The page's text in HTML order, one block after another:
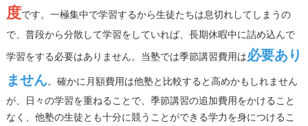
度です。一極集中で学習するから生徒たちは息切れしてしまうの
で、普段から分散して学習をしていれば、長期休暇中に詰め込んで
学習をする必要はありません。当塾では季節講習費用は必要あり
ません。確かに月額費用は他塾と比較すると高めかもしれません
が、日々の学習を重ねることで、季節講習の追加費用をかけること
なく、他塾の生徒とも十分に競うことができる学力を身につけるこ